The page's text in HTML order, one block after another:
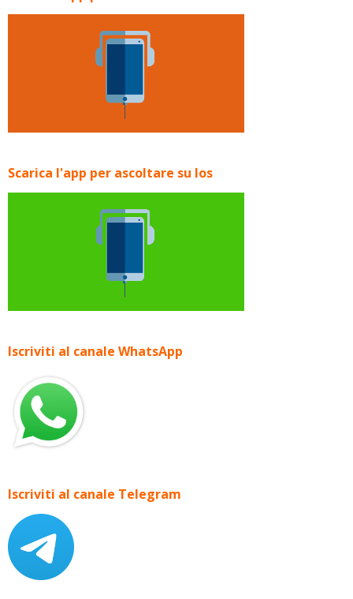
Scarica l'app per ascoltare su Ios
Iscriviti al canale WhatsApp
Iscriviti al canale Telegram